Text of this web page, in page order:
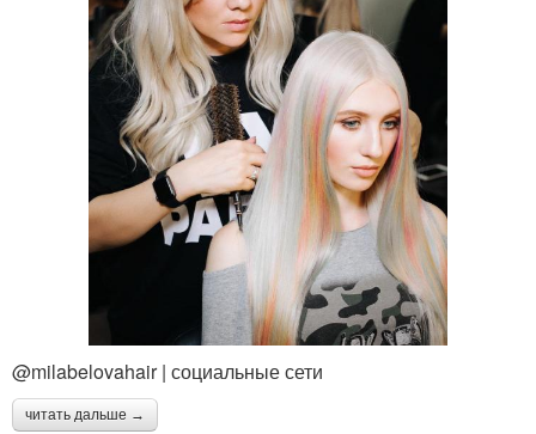
@milabelovahair | социальные сети
читать дальше →